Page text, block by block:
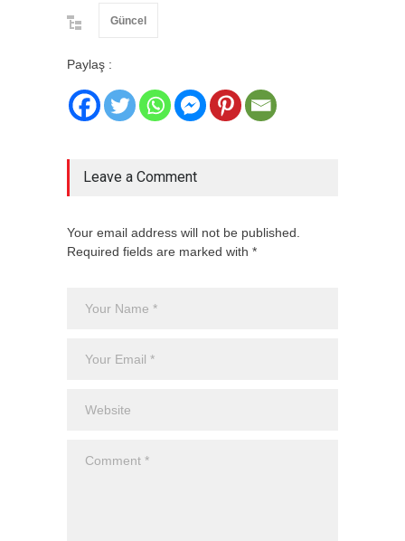
Güncel
Paylaş :
Leave a Comment
Your email address will not be published.
Required fields are marked with *